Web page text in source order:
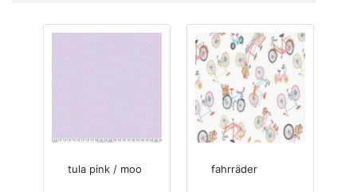
tula pink / moo fahrräder